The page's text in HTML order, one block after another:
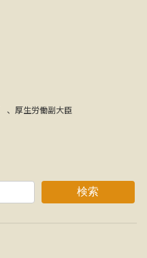
、 厚生労働副大臣
検索